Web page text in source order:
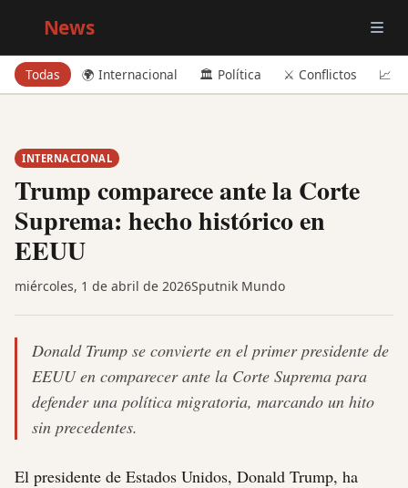
News
Todas 🌍 Internacional 🏛️ Política ⚔️ Conflictos 📈
INTERNACIONAL
Trump comparece ante la Corte
Suprema: hecho histórico en
EEUU
miércoles, 1 de abril de 2026Sputnik Mundo
Donald Trump se convierte en el primer presidente de
EEUU en comparecer ante la Corte Suprema para
defender una política migratoria, marcando un hito
sin precedentes.
El presidente de Estados Unidos, Donald Trump, ha